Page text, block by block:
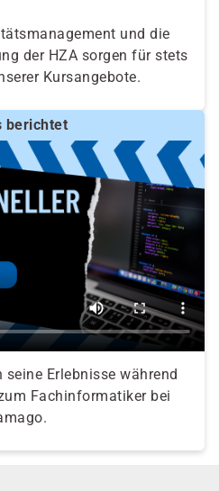
und die
der HZA sorgen für stets
Kursangebote.
berichtet
Erlebnisse während
Fachinformatiker bei